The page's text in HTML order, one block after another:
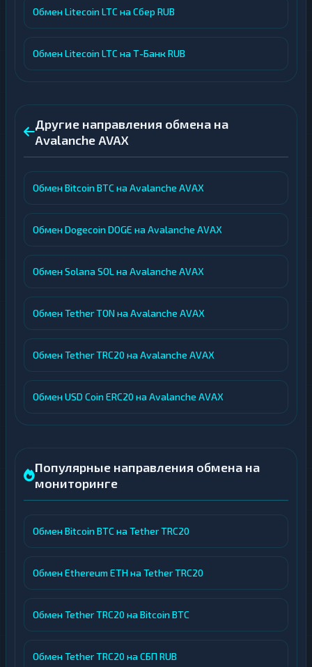
Обмен Litecoin LTC на Сбер RUB
Обмен Litecoin LTC на Т-Банк RUB
Другие направления обмена на
Avalanche AVAX
Обмен Bitcoin BTC на Avalanche AVAX
Обмен Dogecoin DOGE на Avalanche AVAX
Обмен Solana SOL на Avalanche AVAX
Обмен Tether TON на Avalanche AVAX
Обмен Tether TRC20 на Avalanche AVAX
Обмен USD Coin ERC20 на Avalanche AVAX
Популярные направления обмена на
мониторинге
Обмен Bitcoin BTC на Tether TRC20
Обмен Ethereum ETH на Tether TRC20
Обмен Tether TRC20 на Bitcoin BTC
Обмен Tether TRC20 на СБП RUB